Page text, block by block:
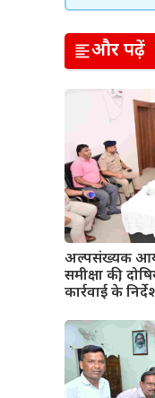
और पढ़ें
अल्पसंख्यक
समीक्षा की,
कार्रवाई के